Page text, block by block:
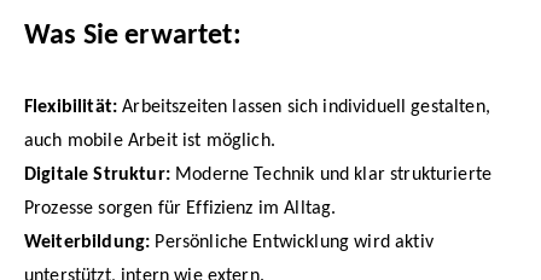
Was Sie erwartet:
Flexibilität: Arbeitszeiten lassen sich individuell gestalten,
auch mobile Arbeit ist möglich.
Digitale Struktur:Moderne Technik und klar strukturierte
Prozesse sorgen für Effizienz im Alltag.
Weiterbildung: Persönliche Entwicklung wird aktiv
unterstützt, intern wie extern.